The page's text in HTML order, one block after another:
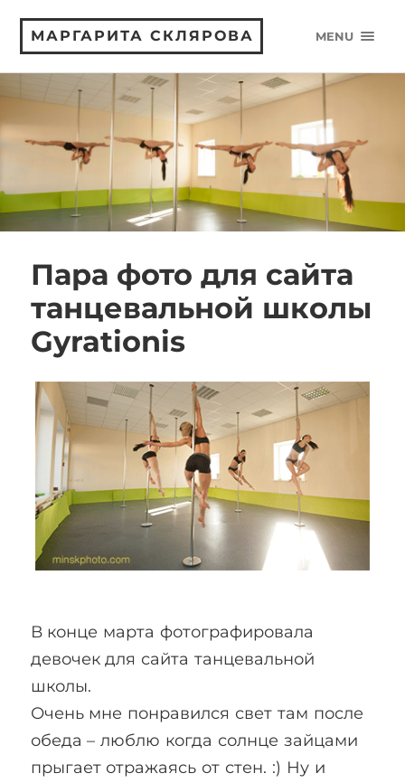
МАРГАРИТА СКЛЯРОВА MENU
Пара фото для сайта
танцевальной школы
Gyrationis
В конце марта фотографировала
девочек для сайта танцевальной
школы.
Очень мне понравился свет там после
обеда – люблю когда солнце зайцами
прыгает отражаясь от стен. :) Ну и